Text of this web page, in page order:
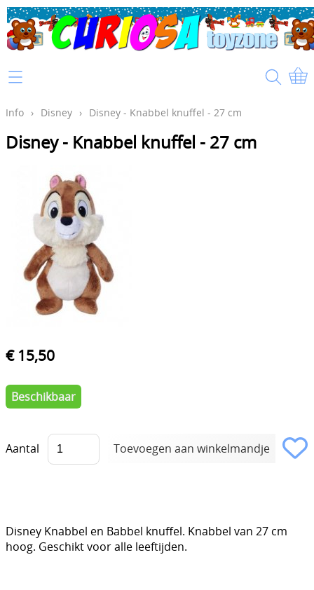
Home
Info
Mijn account
Info › Disney › Disney - Knabbel knuffel - 27 cm
Disney - Knabbel knuffel - 27 cm
€ 15,50
Beschikbaar
Aantal
Disney Knabbel en Babbel knuffel. Knabbel van 27 cm
hoog. Geschikt voor alle leeftijden.